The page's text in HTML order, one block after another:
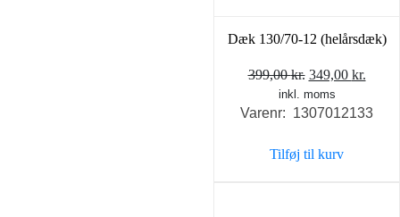
Dæk 130/70-12 (helårsdæk)
399,00kr. Den
oprindelige
pris
399,00 kr..
349,00 kr.
pris
inkl. moms
Varenr: 1307012133
Tilføj til kurv